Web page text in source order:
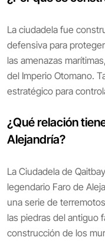
La ciudadela fue
defensiva para
las amenazas
del Imperio Otomano.
estratégico para
¿Qué relación
Alejandría?
La Ciudadela de
legendario Faro de
una serie de
las piedras del antiguo
construcción de los